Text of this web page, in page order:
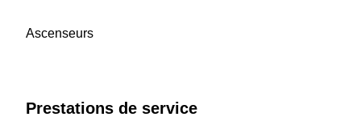
Ascenseurs
Prestations de service